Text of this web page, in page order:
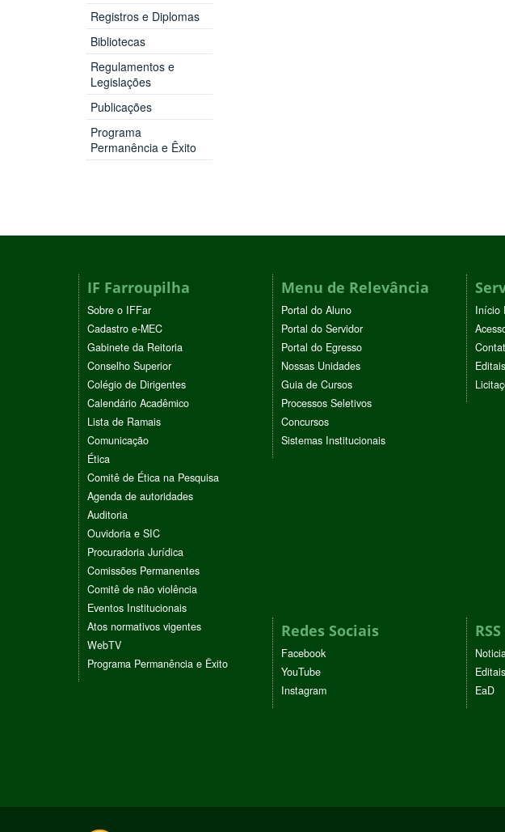
Registros e Diplomas
Bibliotecas
Regulamentos e
Legislações
Publicações
Programa
Permanência e Êxito
IF Farroupilha
Sobre o IFFar
Cadastro e-MEC
Gabinete da Reitoria
Conselho Superior
Colégio de Dirigentes
Calendário Acadêmico
Lista de Ramais
Comunicação
Ética
Comitê de Ética na Pesquisa
Agenda de autoridades
Auditoria
Ouvidoria e SIC
Procuradoria Jurídica
Comissões Permanentes
Comitê de não violência
Eventos Institucionais
Atos normativos vigentes
WebTV
Programa Permanência e Êxito
Menu de Relevância
Portal do Aluno
Portal do Servidor
Portal do Egresso
Nossas Unidades
Guia de Cursos
Processos Seletivos
Concursos
Sistemas Institucionais
Início
Editais
Redes Sociais
Facebook
YouTube
Instagram
RSS
Editais
EaD